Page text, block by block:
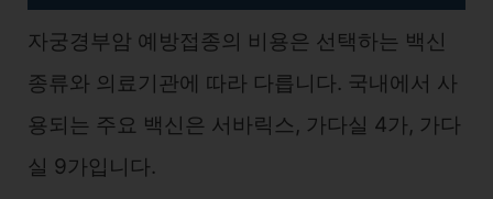
자궁경부암 예방접종의 비용은 선택하는 백신
종류와 의료기관에 따라 다릅니다. 국내에서 사
용되는 주요 백신은 서바릭스, 가다실 4가, 가다
실 9가입니다.